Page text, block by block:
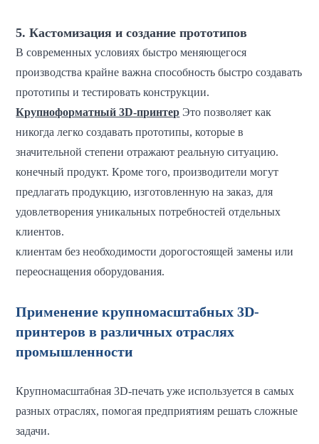
5. Кастомизация и создание прототипов
В современных условиях быстро меняющегося
производства крайне важна способность быстро создавать
прототипы и тестировать конструкции.
Крупноформатный 3D-принтер Это позволяет как
никогда легко создавать прототипы, которые в
значительной степени отражают реальную ситуацию.
конечный продукт. Кроме того, производители могут
предлагать продукцию, изготовленную на заказ, для
удовлетворения уникальных потребностей отдельных
клиентов.
клиентам без необходимости дорогостоящей замены или
переоснащения оборудования.
Применение крупномасштабных 3D-
принтеров в различных отраслях
промышленности
Крупномасштабная 3D-печать уже используется в самых
разных отраслях, помогая предприятиям решать сложные
задачи.